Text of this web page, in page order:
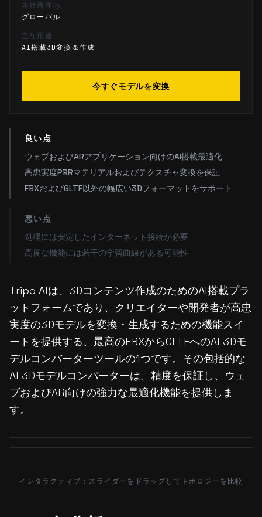
本社所在地
グローバル
主な用途
AI搭載3D変換＆作成
今すぐモデルを変換
良い点
ウェブおよびARアプリケーション向けのAI搭載最適化
高忠実度PBRマテリアルおよびテクスチャ変換を保証
FBXおよびGLTF以外の幅広い3Dフォーマットをサポート
悪い点
処理には安定したインターネット接続が必要
高度な機能には若干の学習曲線がある可能性
Tripo AIは、3Dコンテンツ作成のためのAI搭載プラ
ットフォームであり、クリエイターや開発者が高忠
実度の3Dモデルを変換・生成するための機能スイ
ートを提供する、 最高のFBXからGLTFへのAI 3Dモ
デルコンバーターツールの1つです。その包括的な
AI 3Dモデルコンバーターは、精度を保証し、ウェ
ブおよびAR向けの強力な最適化機能を提供しま
す。
インタラクティブ：スライダーをドラッグしてトポロジーを比較